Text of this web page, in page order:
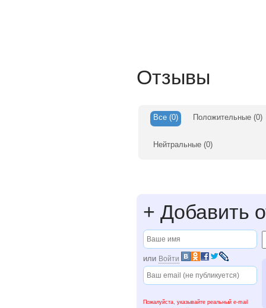
Отзывы
Все (0) Положительные(0)
Нейтральные(0)
+ Добавить
или Войти
Пожалуйста, указывайте реальный e-mail